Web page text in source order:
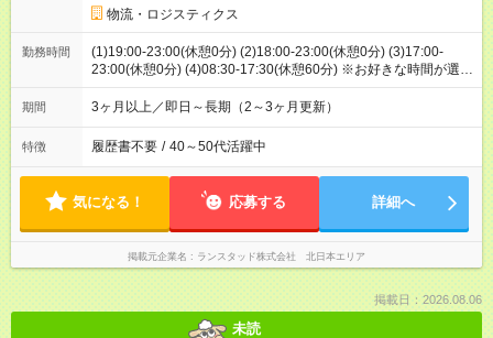
物流・ロジスティクス
勤務時間
(1)19:00-23:00(休憩0分) (2)18:00-23:00(休憩0分) (3)17:00-
23:00(休憩0分) (4)08:30-17:30(休憩60分) ※お好きな時間が選べ
ます！日曜日に出勤する方は就業時間４です
期間 3ヶ月以上／即日～長期（2～3ヶ月更新）
特徴 履歴書不要 / 40～50代活躍中
気になる！ 応募する 詳細へ
掲載元企業名 ランスタッド株式会社 北日本エリア
掲載日：2026.08.06
未読